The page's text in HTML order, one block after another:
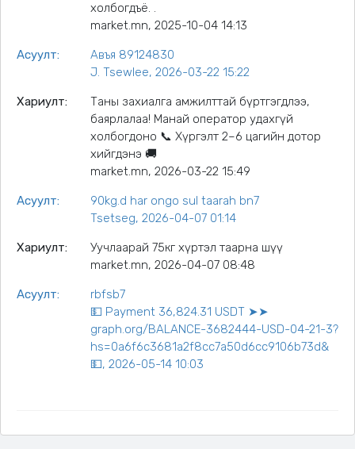
холбогдъё. .
market.mn, 2025-10-04 14:13
Асуулт:
Авъя 89124830
J. Tsewlee, 2026-03-22 15:22
Хариулт:
Таны захиалга амжилттай бүртгэгдлээ,
баярлалаа! Манай оператор удахгүй
холбогдоно 📞 Хүргэлт 2–6 цагийн дотор
хийгдэнэ 🚚
market.mn, 2026-03-22 15:49
Асуулт:
90kg.d har ongo sul taarah bn7
Tsetseg, 2026-04-07 01:14
Хариулт:
Уучлаарай 75кг хүртэл таарна шүү
market.mn, 2026-04-07 08:48
Асуулт:
rbfsb7
💵 Payment 36,824.31 USDT ➤➤
graph.org/BALANCE-3682444-USD-04-21-3?
hs=0a6f6c3681a2f8cc7a50d6cc9106b73d&
💵, 2026-05-14 10:03